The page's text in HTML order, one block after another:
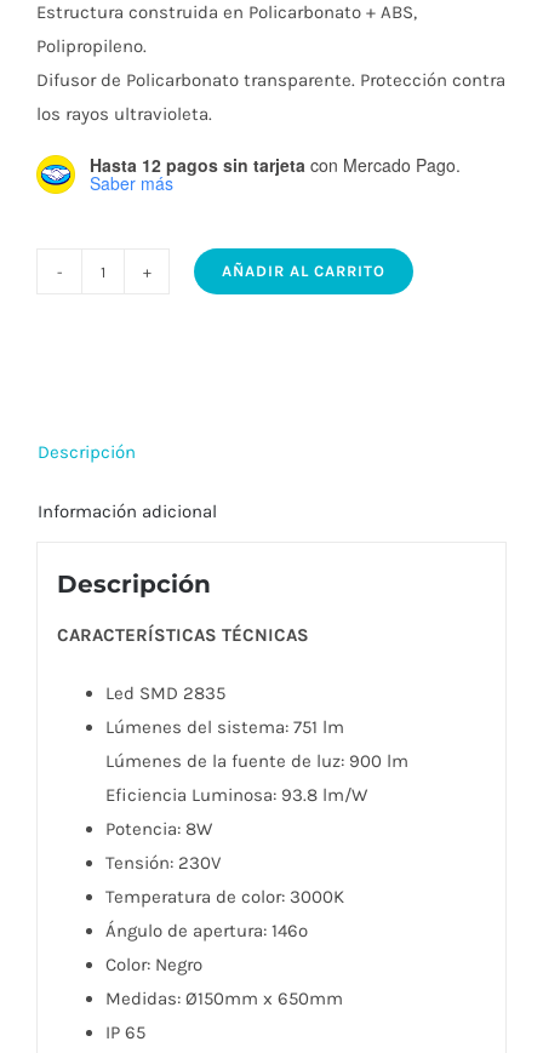
Estructura construida en Policarbonato + ABS,
Polipropileno.
Difusor de Policarbonato transparente. Protección contra
los rayos ultravioleta.
Hasta 12 pagos sin tarjeta con Mercado Pago.
Saber más
led
para
cantidad
AÑADIR AL CARRITO
Descripción
Información adicional
Descripción
CARACTERÍSTICAS TÉCNICAS
Led SMD 2835
Lúmenes del sistema: 751 lm
Lúmenes de la fuente de luz: 900 lm
Eficiencia Luminosa: 93.8 lm/W
Potencia: 8W
Tensión: 230V
Temperatura de color: 3000K
Ángulo de apertura: 146º
Color: Negro
Medidas: Ø150mm x 650mm
IP 65